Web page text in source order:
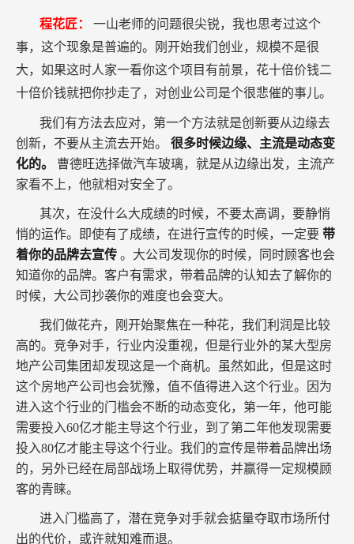
程花匠： 一山老师的问题很尖锐，我也思考过这个
事，这个现象是普遍的。刚开始我们创业，规模不是很
大，如果这时人家一看你这个项目有前景，花十倍价钱二
十倍价钱就把你抄走了，对创业公司是个很悲催的事儿。
我们有方法去应对，第一个方法就是创新要从边缘去
创新，不要从主流去开始。 很多时候边缘、主流是动态变
化的。 曹德旺选择做汽车玻璃，就是从边缘出发，主流产
家看不上，他就相对安全了。
其次，在没什么大成绩的时候，不要太高调，要静悄
悄的运作。即使有了成绩，在进行宣传的时候，一定要 带
着你的品牌去宣传 。大公司发现你的时候，同时顾客也会
知道你的品牌。客户有需求，带着品牌的认知去了解你的
时候，大公司抄袭你的难度也会变大。
我们做花卉，刚开始聚焦在一种花，我们利润是比较
高的。竞争对手，行业内没重视，但是行业外的某大型房
地产公司集团却发现这是一个商机。虽然如此，但是这时
这个房地产公司也会犹豫，值不值得进入这个行业。因为
进入这个行业的门槛会不断的动态变化，第一年，他可能
需要投入60亿才能主导这个行业，到了第二年他发现需要
投入80亿才能主导这个行业。我们的宣传是带着品牌出场
的，另外已经在局部战场上取得优势，并赢得一定规模顾
客的青睐。
进入门槛高了，潜在竞争对手就会掂量夺取市场所付
出的代价，或许就知难而退。